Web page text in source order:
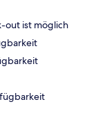
out ist möglich